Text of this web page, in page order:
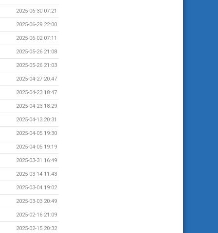
2025-06-30 07:21
2025-06-29 22:00
2025-06-02 07:11
2025-05-26 21:08
2025-05-26 21:03
2025-04-27 20:47
2025-04-23 18:47
2025-04-23 18:29
2025-04-13 20:31
2025-04-05 19:30
2025-04-05 19:19
2025-03-31 16:49
2025-03-14 11:43
2025-03-04 19:02
2025-03-03 20:49
2025-02-16 21:09
2025-02-15 20:32